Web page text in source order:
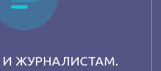
И ЖУРНАЛИСТАМ.